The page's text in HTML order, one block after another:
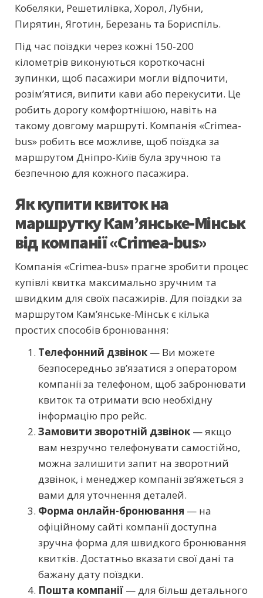
Кобеляки, Решетилівка, Хорол, Лубни,
Пирятин, Яготин, Березань та Бориспіль.
Під час поїздки через кожні 150-200
кілометрів виконуються короткочасні
зупинки, щоб пасажири могли відпочити,
розім’ятися, випити кави або перекусити. Це
робить дорогу комфортнішою, навіть на
такому довгому маршруті. Компанія «Crimea-
bus» робить все можливе, щоб поїздка за
маршрутом Дніпро-Київ була зручною та
безпечною для кожного пасажира.
Як купити квиток на
маршрутку Кам’янське-Мінськ
від компанії «Crimea-bus»
Компанія «Crimea-bus» прагне зробити процес
купівлі квитка максимально зручним та
швидким для своїх пасажирів. Для поїздки за
маршрутом Кам’янське-Мінськ є кілька
простих способів бронювання:
Телефонний дзвінок — Ви можете
безпосередньо зв’язатися з оператором
компанії за телефоном, щоб забронювати
квиток та отримати всю необхідну
інформацію про рейс.
Замовити зворотній дзвінок — якщо
вам незручно телефонувати самостійно,
можна залишити запит на зворотний
дзвінок, і менеджер компанії зв’яжеться з
вами для уточнення деталей.
Форма онлайн-бронювання — на
офіційному сайті компанії доступна
зручна форма для швидкого бронювання
квитків. Достатньо вказати свої дані та
бажану дату поїздки.
Пошта компанії — для більш детального